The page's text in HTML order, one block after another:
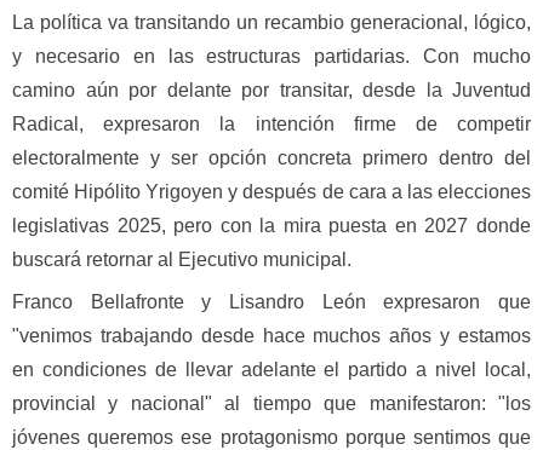
La política va transitando un recambio generacional, lógico,
y necesario en las estructuras partidarias. Con mucho
camino aún por delante por transitar, desde la Juventud
Radical, expresaron la intención firme de competir
electoralmente y ser opción concreta primero dentro del
comité Hipólito Yrigoyen y después de cara a las elecciones
legislativas 2025, pero con la mira puesta en 2027 donde
buscará retornar al Ejecutivo municipal.
Franco Bellafronte y Lisandro León expresaron que
"venimos trabajando desde hace muchos años y estamos
en condiciones de llevar adelante el partido a nivel local,
provincial y nacional" al tiempo que manifestaron: "los
jóvenes queremos ese protagonismo porque sentimos que